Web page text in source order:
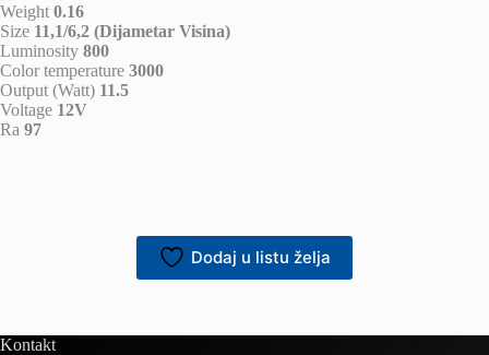
Weight 0.16
Size 11,1/6,2 (Dijametar Visina)
Luminosity 800
Color temperature 3000
Output (Watt) 11.5
Voltage 12V
Ra 97
Dodaj u listu želja
Kontakt